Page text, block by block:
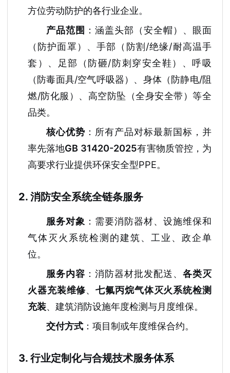
方位劳动防护的各行业企业。
产品范围 ：涵盖头部（安全帽）、眼面
（防护面罩）、手部（防割/绝缘/耐高温手
套）、足部（防砸/防刺穿安全鞋）、呼吸
（防毒面具/空气呼吸器）、身体（防静电/阻
燃/防化服）、高空防坠（全身安全带）等全
品类。
核心优势 ：所有产品对标最新国标，并
率先落地GB 31420-2025有害物质管控，为
高要求行业提供环保安全型PPE。
2. 消防安全系统全链条服务
服务对象 ：需要消防器材、设施维保和
气体灭火系统检测的建筑、工业、政企单
位。
服务内容 ：消防器材批发配送、各类灭
火器充装维修、七氟丙烷气体灭火系统检测
充装、建筑消防设施年度检测与月度维保。
交付方式 ：项目制或年度维保合约。
3. 行业定制化与合规技术服务体系